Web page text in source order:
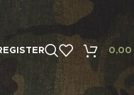
0,00